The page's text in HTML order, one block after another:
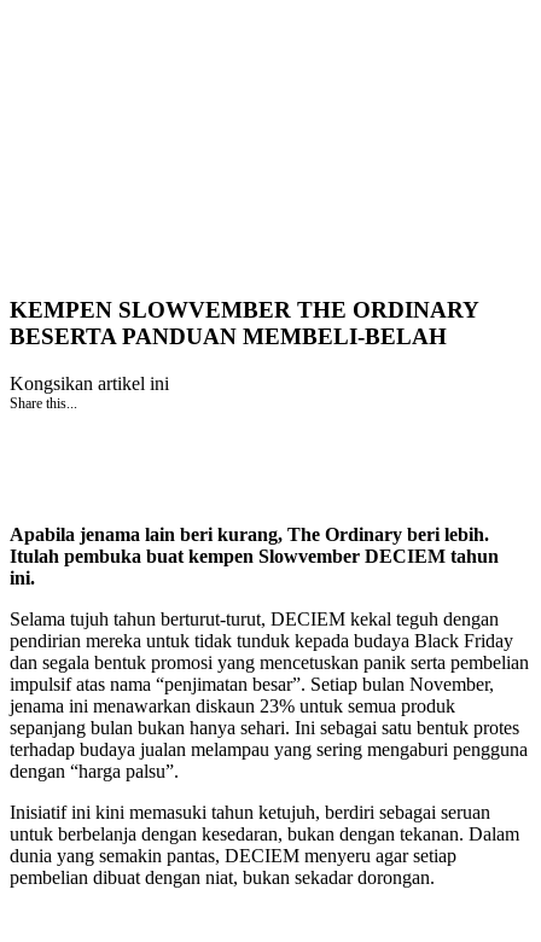
KEMPEN SLOWVEMBER THE ORDINARY
BESERTA PANDUAN MEMBELI-BELAH
Kongsikan artikel ini
Share this...
Apabila jenama lain beri kurang, The Ordinary beri lebih.
Itulah pembuka buat kempen Slowvember DECIEM tahun
ini.
Selama tujuh tahun berturut-turut, DECIEM kekal teguh dengan
pendirian mereka untuk tidak tunduk kepada budaya Black Friday
dan segala bentuk promosi yang mencetuskan panik serta pembelian
impulsif atas nama “penjimatan besar”. Setiap bulan November,
jenama ini menawarkan diskaun 23% untuk semua produk
sepanjang bulan bukan hanya sehari. Ini sebagai satu bentuk protes
terhadap budaya jualan melampau yang sering mengaburi pengguna
dengan “harga palsu”.
Inisiatif ini kini memasuki tahun ketujuh, berdiri sebagai seruan
untuk berbelanja dengan kesedaran, bukan dengan tekanan. Dalam
dunia yang semakin pantas, DECIEM menyeru agar setiap
pembelian dibuat dengan niat, bukan sekadar dorongan.